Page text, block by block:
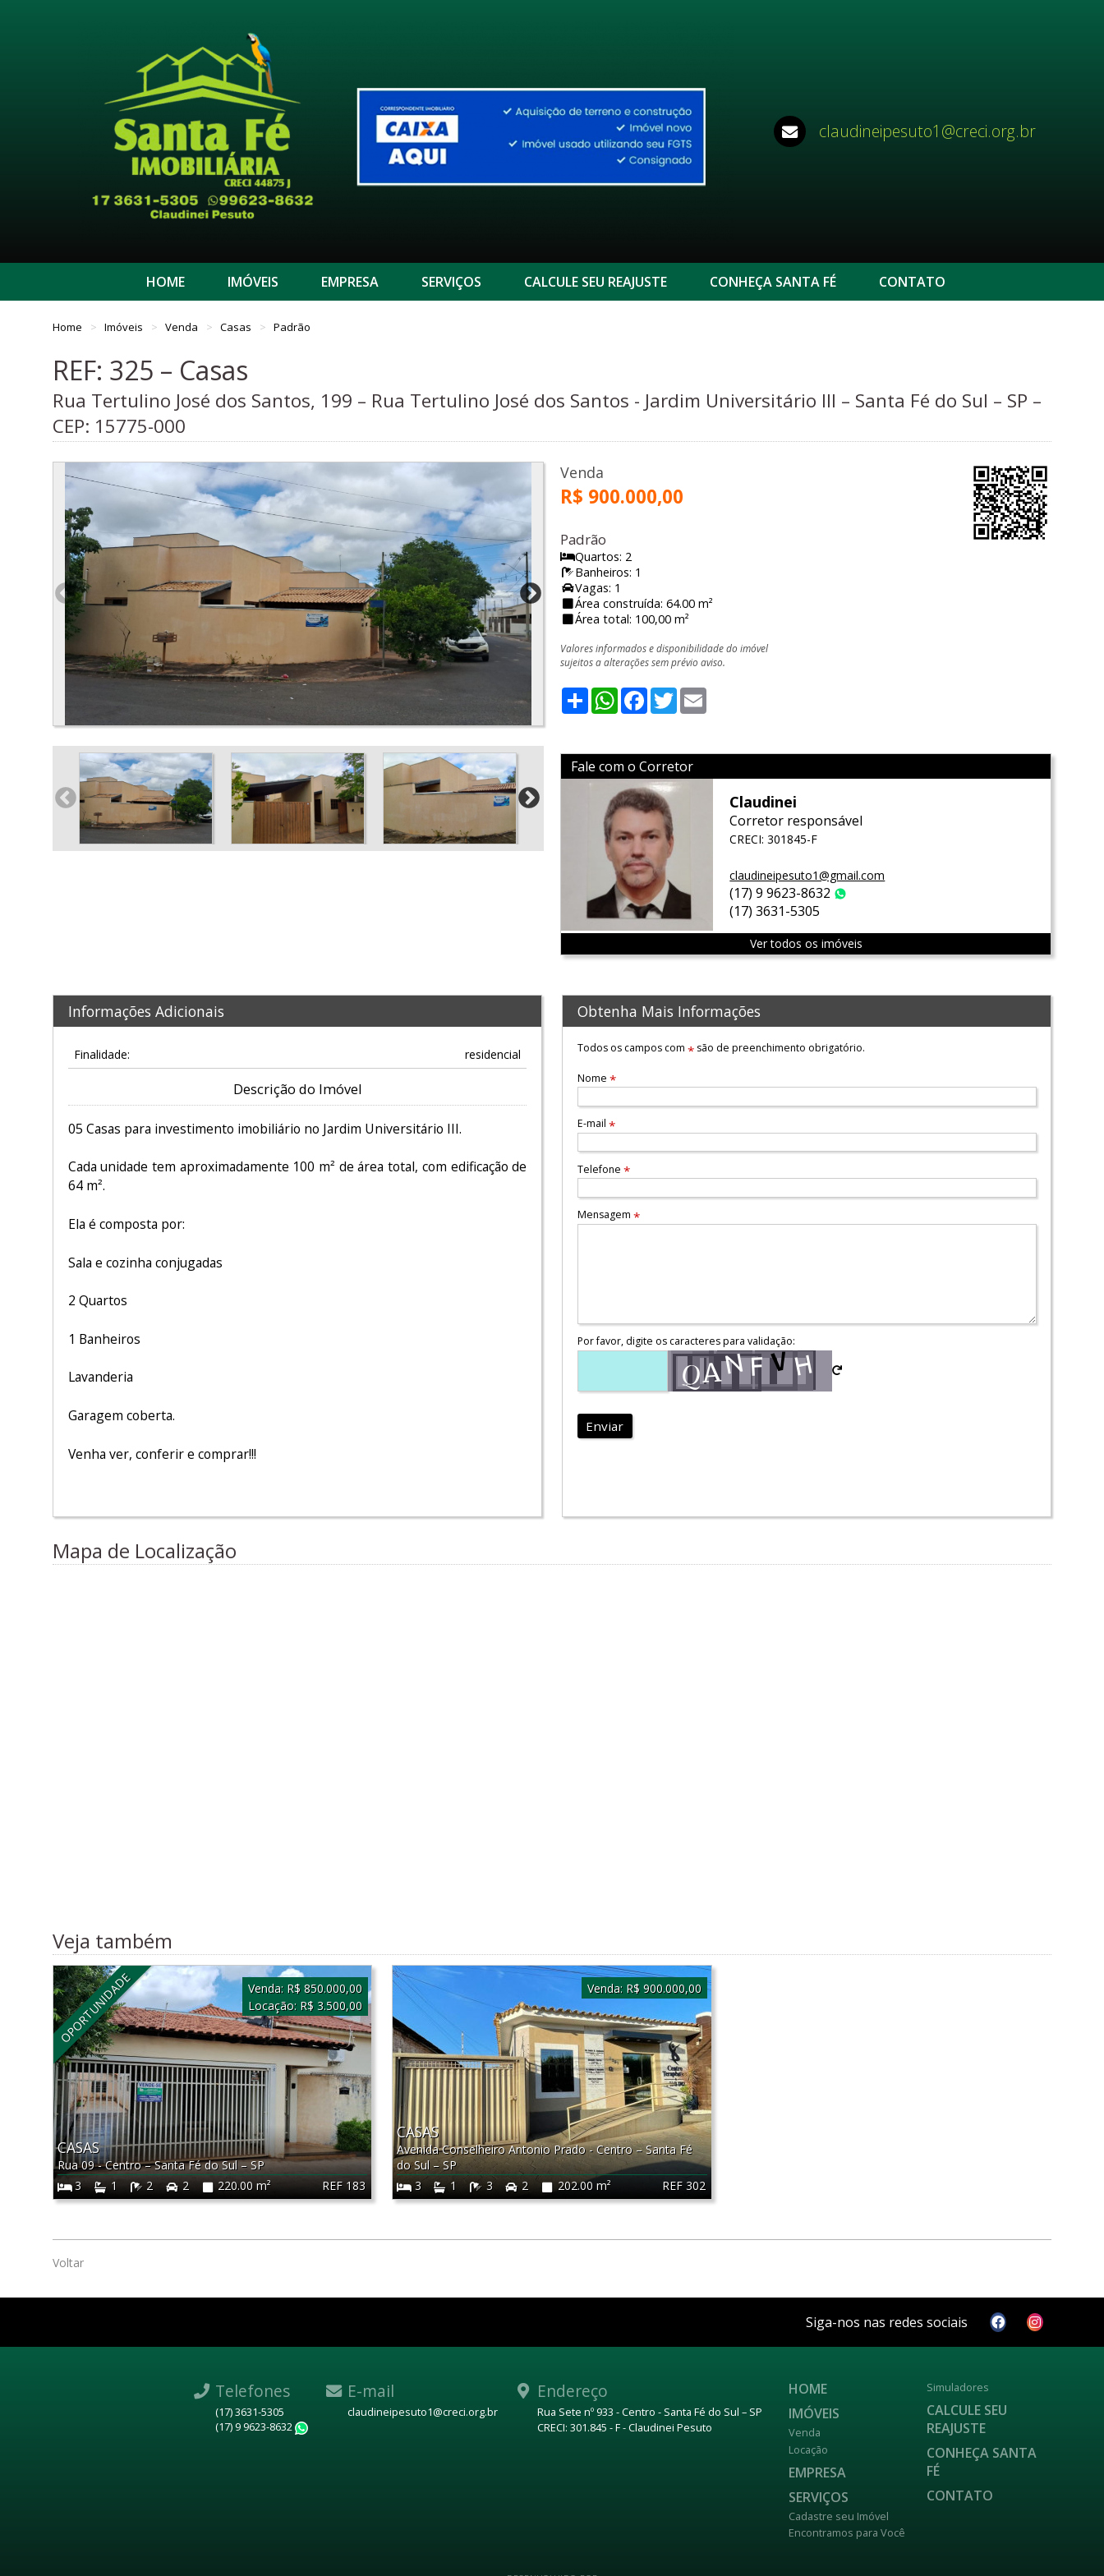
claudineipesuto1@creci.org.br
HOME IMÓVEIS EMPRESA SERVIÇOS CALCULE SEU REAJUSTE CONHEÇA SANTA FÉ CONTATO
Home Imóveis Venda Casas Padrão
REF: 325 – Casas
Rua Tertulino José dos Santos, 199 – Rua Tertulino José dos Santos - Jardim Universitário III – Santa Fé do Sul – SP –
CEP: 15775-000
Venda
R$ 900.000,00
Padrão
Quartos: 2
Banheiros: 1
Vagas: 1
Área construída: 64.00 m²
Área total: 100,00 m²
Valores informados e disponibilidade do imóvel
sujeitos a alterações sem prévio aviso.
ShareWhatsApp
Facebook
Twitter
Fale com o Corretor
Claudinei
Corretor responsável
CRECI: 301845-F
claudineipesuto1@gmail.com
(17) 9 9623-8632
(17) 3631-5305
Ver todos os imóveis
Informações Adicionais
Finalidade: residencial
Descrição do Imóvel
05 Casas para investimento imobiliário no Jardim Universitário III.
Cada unidade tem aproximadamente 100 m² de área total, com edificação de
64 m².
Ela é composta por:
Sala e cozinha conjugadas
2 Quartos
1 Banheiros
Lavanderia
Garagem coberta.
Venha ver, conferir e comprar!!!
Obtenha Mais Informações
Todos os campos com *são de preenchimento obrigatório.
Nome *
E-mail *
Telefone *
Mensagem *
Por favor, digite os caracteres para validação:
Enviar
Mapa de Localização
Veja também
OPORTUNIDADE
REF 183
CASAS
Rua 09 - Centro–Santa Fé do Sul–SP
3
1 2 2 220.00 m²
Venda: R$ 850.000,00
Locação: R$ 3.500,00
REF 302
CASAS
Avenida Conselheiro Antonio Prado - Centro–Santa Fé
do Sul–SP
3
1 3 2 202.00 m²
Venda: R$ 900.000,00
Voltar
Siga-nos nas redes sociais
Telefones
(17) 3631-5305
(17) 9 9623-8632
E-mail
claudineipesuto1@creci.org.br
Endereço
Rua Sete nº 933 - Centro - Santa Fé do Sul – SP
CRECI: 301.845 - F - Claudinei Pesuto
HOME
IMÓVEIS
Venda
Locação
EMPRESA
SERVIÇOS
Cadastre seu Imóvel
Encontramos para Você
Simuladores
CALCULE SEU
REAJUSTE
CONHEÇA SANTA
FÉ
CONTATO